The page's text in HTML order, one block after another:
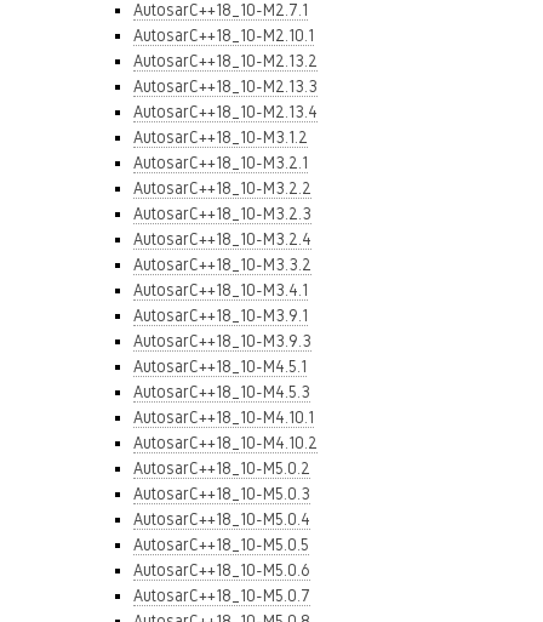
AutosarC++18_10-M2.7.1
AutosarC++18_10-M2.10.1
AutosarC++18_10-M2.13.2
AutosarC++18_10-M2.13.3
AutosarC++18_10-M2.13.4
AutosarC++18_10-M3.1.2
AutosarC++18_10-M3.2.1
AutosarC++18_10-M3.2.2
AutosarC++18_10-M3.2.3
AutosarC++18_10-M3.2.4
AutosarC++18_10-M3.3.2
AutosarC++18_10-M3.4.1
AutosarC++18_10-M3.9.1
AutosarC++18_10-M3.9.3
AutosarC++18_10-M4.5.1
AutosarC++18_10-M4.5.3
AutosarC++18_10-M4.10.1
AutosarC++18_10-M4.10.2
AutosarC++18_10-M5.0.2
AutosarC++18_10-M5.0.3
AutosarC++18_10-M5.0.4
AutosarC++18_10-M5.0.5
AutosarC++18_10-M5.0.6
AutosarC++18_10-M5.0.7